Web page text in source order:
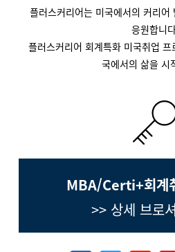
플러스커리어는 미국에서의 커리
응원합니
플러스커리어 회계특화 미국취업
국에서의 삶을 시
MBA/Certi+회계
>> 상세 브로